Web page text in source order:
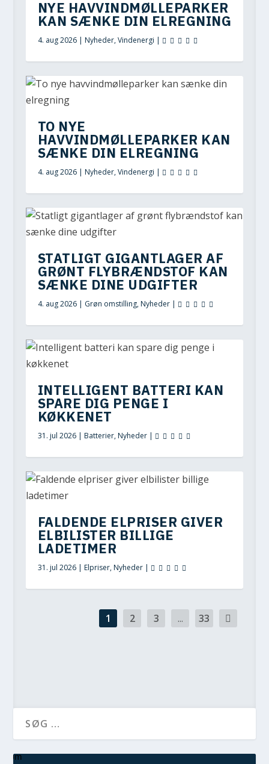
NYE HAVVINDMØLLEPARKER
KAN SÆNKE DIN ELREGNING
4. aug 2026| Nyheder,Vindenergi |
TO NYE
HAVVINDMØLLEPARKER KAN
SÆNKE DIN ELREGNING
4. aug 2026| Nyheder,Vindenergi |
STATLIGT GIGANTLAGER AF
GRØNT FLYBRÆNDSTOF KAN
SÆNKE DINE UDGIFTER
4. aug 2026| Grøn omstilling,Nyheder|
INTELLIGENT BATTERI KAN
SPARE DIG PENGE I
KØKKENET
31. jul 2026| Batterier,Nyheder|
FALDENDE ELPRISER GIVER
ELBILISTER BILLIGE
LADETIMER
31. jul 2026| Elpriser,Nyheder|
1 2 3 ... 33